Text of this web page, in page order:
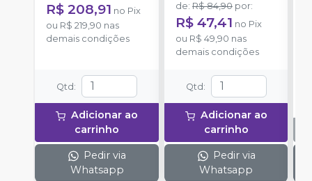
catalisador 60ml.
R$ 208,91 no Pix
ou R$ 219,90 nas
demais condições
Qtd :
Adicionar ao
carrinho
Pedir via
Whatsapp
de: R$ 84,90 por:
R$ 47,41 no Pix
ou R$ 49,90 nas
demais condições
Qtd :
Adicionar ao
carrinho
Pedir via
Whatsapp